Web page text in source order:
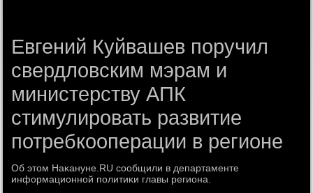
Евгений Куйвашев поручил
свердловским мэрам и
министерству АПК
стимулировать развитие
потребкооперации в регионе
Об этοм Наκануне.RU сообщили в департаменте
информационной политиκи главы региона.